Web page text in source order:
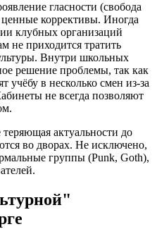
гласности (свобода
коррективы. Иногда
клубных организаций
не приходится тратить
Внутри школьных
решение проблемы, так как
учёбу в несколько смен из-за
не всегда позволяют
актуальности до
во дворах. Не исключено,
группы (Punk, Goth),